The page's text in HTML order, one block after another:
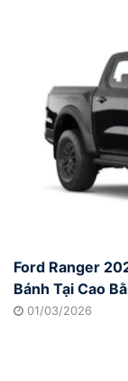
Ford Ranger
Bánh Tại Cao
01/03/2026